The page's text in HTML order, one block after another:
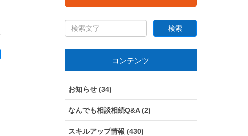
コンテンツ
お知らせ (34)
なんでも相談相続Q&A (2)
スキルアップ情報 (430)